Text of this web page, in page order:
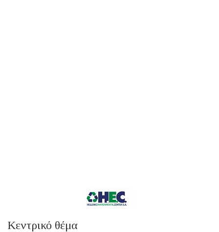
Κεντρικό θέμα